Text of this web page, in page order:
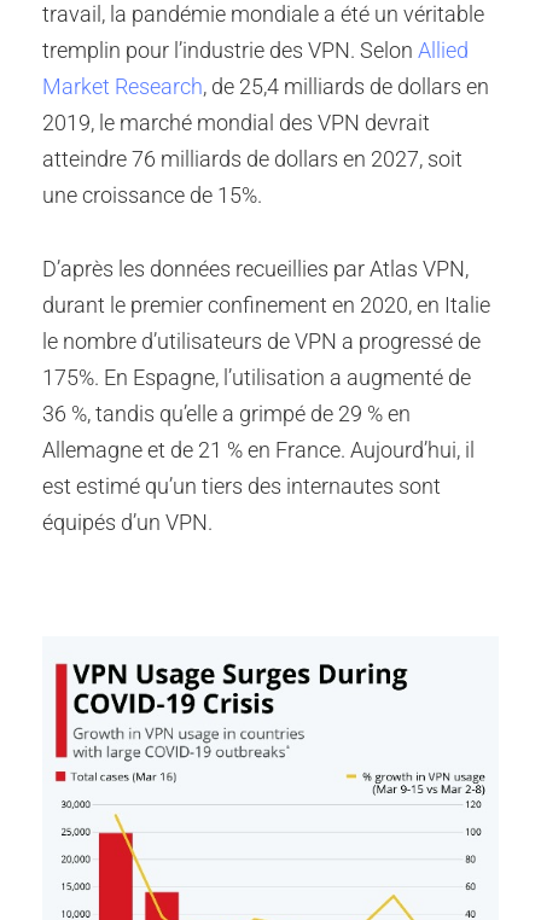
travail, la pandémie mondiale a été un véritable
tremplin pour l’industrie des VPN. Selon Allied
Market Research, de 25,4 milliards de dollars en
2019, le marché mondial des VPN devrait
atteindre 76 milliards de dollars en 2027, soit
une croissance de 15%.
D’après les données recueillies par Atlas VPN,
durant le premier confinement en 2020, en Italie
le nombre d’utilisateurs de VPN a progressé de
175%. En Espagne, l’utilisation a augmenté de
36 %, tandis qu’elle a grimpé de 29 % en
Allemagne et de 21 % en France. Aujourd’hui, il
est estimé qu’un tiers des internautes sont
équipés d’un VPN.